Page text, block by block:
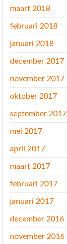
maart 2018
februari 2018
januari 2018
december 2017
november 2017
oktober 2017
september 2017
mei 2017
april 2017
maart 2017
februari 2017
januari 2017
december 2016
november 2016